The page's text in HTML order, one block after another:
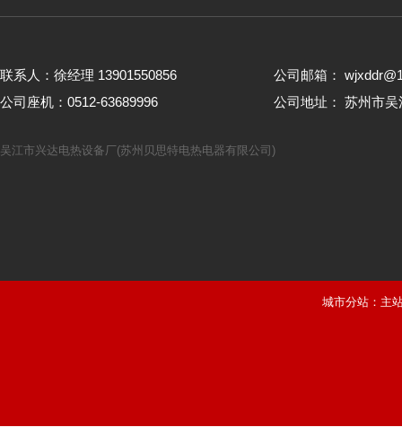
联系人：徐经理 13901550856
公司邮箱：
公司座机：0512-63689996
公司地址： 苏州市
吴江市兴达电热设备厂(苏州贝思特电热电器有限公司)
城市分站： 主